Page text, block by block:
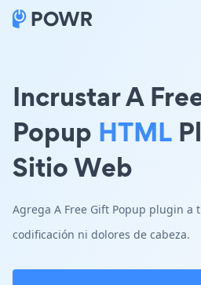
Incrustar A
Popup HTML
Sitio Web
Agrega A Free Gift Popup plugin a
codificación ni dolores de cabeza.